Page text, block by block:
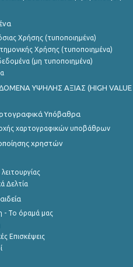
Χρήσης (τυποποιημένα)
Χρήσης (τυποποιημένα)
(μη τυποποιημένα)
ΥΨΗΛΗΣ ΑΞΙΑΣ (HIGH VALUE
Υπόβαθρα
χαρτογραφικών υποβάθρων
χρηστών
Δελτία
- Το όραμά μας
Επισκέψεις